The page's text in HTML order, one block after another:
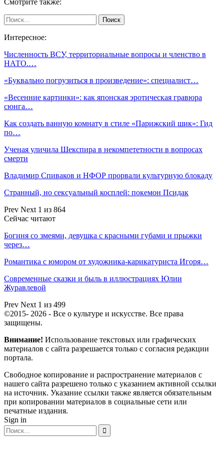
Смотрите также:
Интересное:
Численность ВСУ, территориальные вопросы и членство в
НАТО.…
«Буквально погрузиться в произведение»: специалист…
«Весенние картинки»: как японская эротическая гравюра
сюнга…
Как создать ванную комнату в стиле «Парижский шик»: Гид
по…
Ученая уличила Шекспира в некомпететности в вопросах
смерти
Владимир Спиваков и НФОР прорвали культурную блокаду
Странный, но сексуальный косплей: покемон Псидак
Prev Next 1 из 864
Сейчас читают
Богиня со змеями, девушка с красными губами и прыжки
через…
Романтика с юмором от художника-карикатуриста Игоря…
Современные сказки и быль в иллюстрациях Юлии
Журавлевой
Prev Next 1 из 499
©2015- 2026 - Все о культуре и искусстве. Все права
защищены.
Внимание! Использование текстовых или графических
материалов с сайта разрешается только c согласия редакции
портала.
Свободное копирование и распространение материалов с
нашего сайта разрешено только с указанием активной ссылки
на источник. Указание ссылки также является обязательным
при копировании материалов в социальные сети или
печатные издания.
Sign in